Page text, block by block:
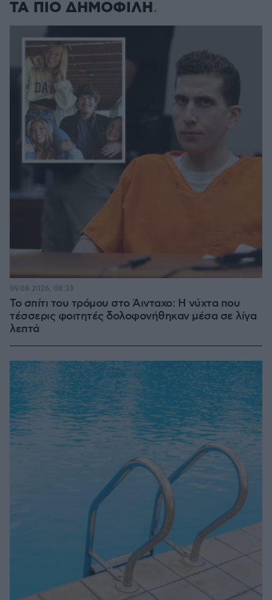
ΤΑ ΠΙΟ ΔΗΜΟΦΙΛΗ
Το σπίτι του τρόμου στο Άινταχο: Η νύχτα που
τέσσερις φοιτητές δολοφονήθηκαν μέσα σε λίγα
λεπτά
09.08.2026, 08:33